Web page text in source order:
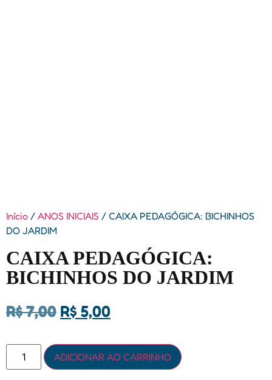
Início / ANOS INICIAIS / CAIXA PEDAGÓGICA: BICHINHOS
DO JARDIM
CAIXA PEDAGÓGICA:
BICHINHOS DO JARDIM
R$7,00 R$ 5,00
ADICIONAR AO CARRINHO